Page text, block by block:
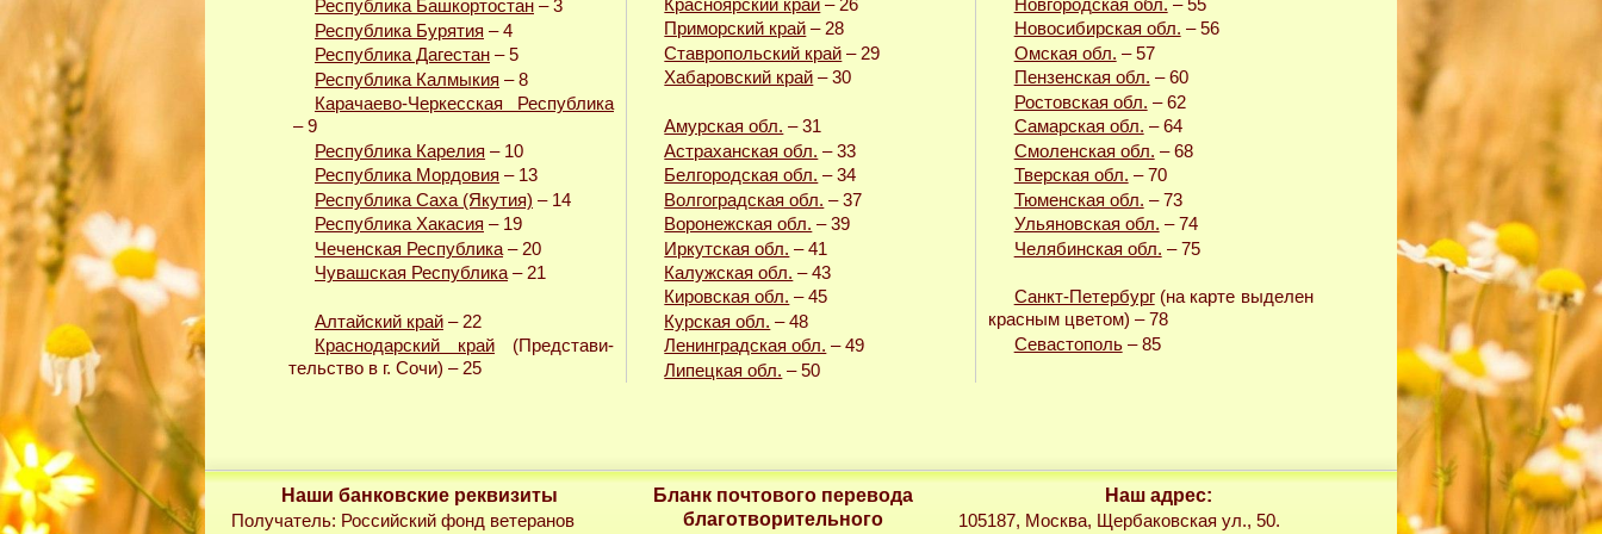
Республика Башкортостан – 3
Республика Бурятия – 4
Республика Дагестан – 5
Республика Калмыкия – 8
Карачаево-Черкесская Республика
– 9
Республика Карелия – 10
Республика Мордовия – 13
Республика Саха (Якутия) – 14
Республика Хакасия – 19
Чеченская Республика – 20
Чувашская Республика – 21
Алтайский край – 22
Краснодарский край (Представи­
тельство в г. Сочи) – 25
Красноярский край – 26
Приморский край – 28
Ставропольский край – 29
Хабаровский край – 30
Амурская обл. – 31
Астраханская обл. – 33
Белгородская обл. – 34
Волгоградская обл. – 37
Воронежская обл. – 39
Иркутская обл. – 41
Калужская обл. – 43
Кировская обл. – 45
Курская обл. – 48
Ленинградская обл. – 49
Липецкая обл. – 50
Новгородская обл. – 55
Новосибирская обл. – 56
Омская обл. – 57
Пензенская обл. – 60
Ростовская обл. – 62
Самарская обл. – 64
Смоленская обл. – 68
Тверская обл. – 70
Тюменская обл. – 73
Ульяновская обл. – 74
Челябинская обл. – 75
Санкт-Петербург(на карте выделен
красным цветом) – 78
Севастополь– 85
Наши банковские реквизиты
Получатель: Российский фонд ветеранов
Бланк почтового перевода
благотворительного
Наш адрес:
105187, Москва, Щербаковская ул., 50.